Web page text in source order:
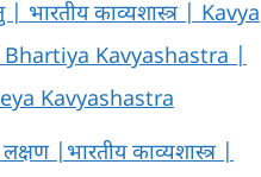
| भारतीय काव्यशास्त्र | Kavya
Kavyashastra |
Kavyashastra
|भारतीय काव्यशास्त्र |